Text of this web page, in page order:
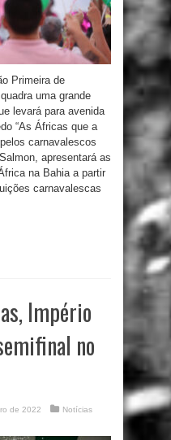
Primeira de
uma grande
levará para avenida
“As Áfricas que a
carnavalescos
apresentará as
na Bahia a partir
carnavalescas
Império
no
de 2022
Notícias